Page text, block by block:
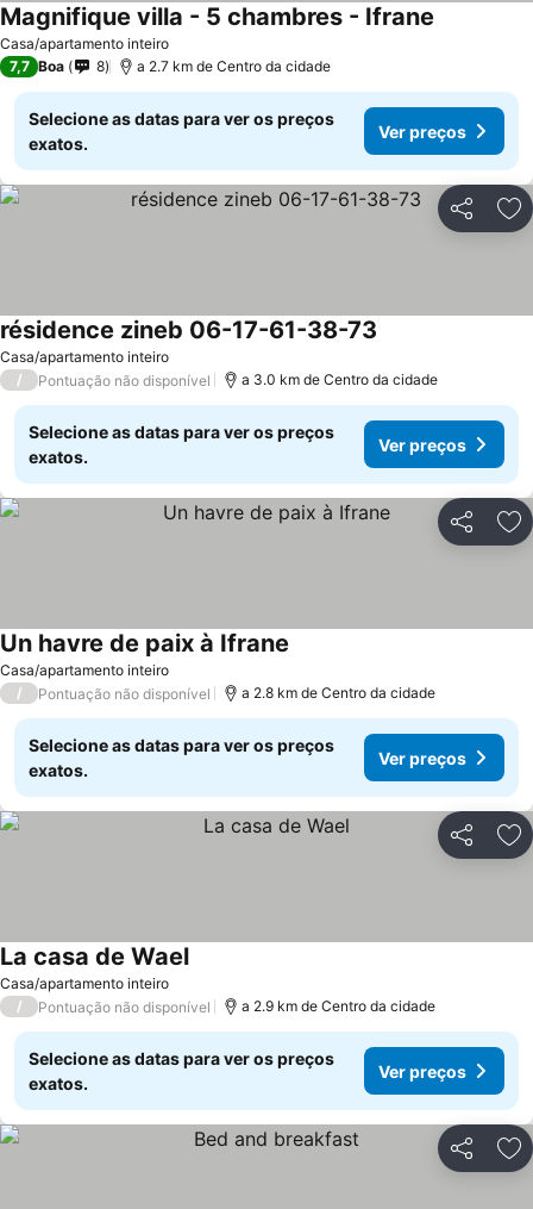
Casa/apartamento inteiro
Magnifique villa - 5 chambres - Ifrane
7,7 Boa 8 a 2.7 km de Centro da cidade
Selecione as datas para ver os preços
exatos.
Ver preços
Partilhar
Casa/apartamento inteiro
résidence zineb 06-17-61-38-73
/ Pontuação não disponível a 3.0 km de Centro da cidade
Selecione as datas para ver os preços
exatos.
Ver preços
Partilhar
Casa/apartamento inteiro
Un havre de paix à Ifrane
/ Pontuação não disponível a 2.8 km de Centro da cidade
Selecione as datas para ver os preços
exatos.
Ver preços
Partilhar
Casa/apartamento inteiro
La casa de WaelVer preços
/ Pontuação não disponível a 2.9 km de Centro da cidade
Selecione as datas para ver os preços
exatos.
Ver preços
Partilhar